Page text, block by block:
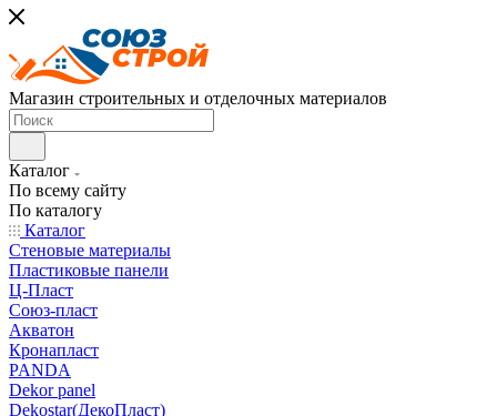
Магазин строительных и отделочных материалов
Каталог
По всему сайту
По каталогу
Каталог
Стеновые материалы
Пластиковые панели
Ц-Пласт
Союз-пласт
Акватон
Кронапласт
PANDA
Dekor panel
Dekostar(ДекоПласт)